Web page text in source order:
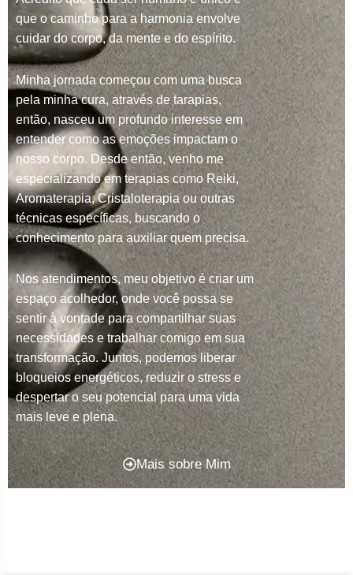
que o caminho para a harmonia envolve
cuidar do corpo, da mente e do espírito.
Minha jornada começou com uma busca
pela minha cura, através de tarapias,
então, nasceu um profundo interesse em
entender como as emoções impactam o
nosso corpo. Desde então, venho me
especializando em terapias como Reiki,
Aromaterapia, Cristaloterapia ou outras
técnicas específicas, buscando o
conhecimento para auxiliar quem precisa.
Nos atendimentos, meu objetivo é criar um
espaço acolhedor, onde você possa se
sentir à vontade para compartilhar suas
necessidades e trabalhar comigo em sua
transformação. Juntos, podemos liberar
bloqueios energéticos, reduzir o stress e
despertar o seu potencial para uma vida
mais leve e plena.
Mais sobre Mim